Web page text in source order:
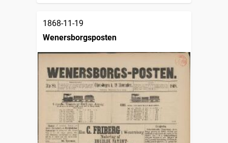
1868-11-19
Wenersborgsposten